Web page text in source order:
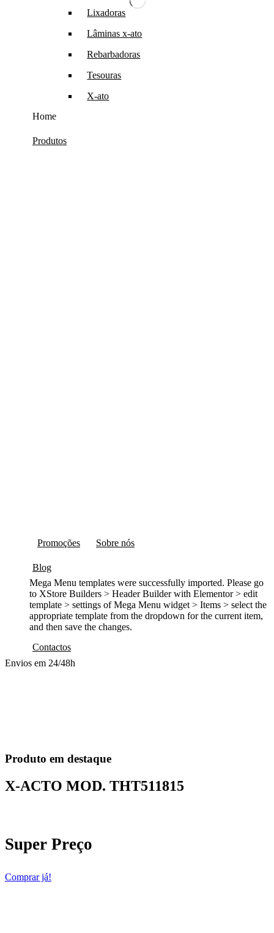
Lixadoras
Lâminas x-ato
Rebarbadoras
Tesouras
X-ato
Home
Produtos
Promoções Sobre nós
Blog
Mega Menu templates were successfully imported. Please go
to XStore Builders > Header Builder with Elementor > edit
template > settings of Mega Menu widget > Items > select the
appropriate template from the dropdown for the current item,
and then save the changes.
Contactos
Envios em 24/48h
Produto em destaque
X-ACTO MOD. THT511815
Super Preço
Comprar já!